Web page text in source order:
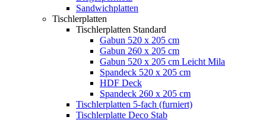
Sandwichplatten
Tischlerplatten
Tischlerplatten Standard
Gabun 520 x 205 cm
Gabun 260 x 205 cm
Gabun 520 x 205 cm Leicht Mila
Spandeck 520 x 205 cm
HDF Deck
Spandeck 260 x 205 cm
Tischlerplatten 5-fach (furniert)
Tischlerplatte Deco Stab